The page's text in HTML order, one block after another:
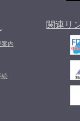
内
続
関連リ